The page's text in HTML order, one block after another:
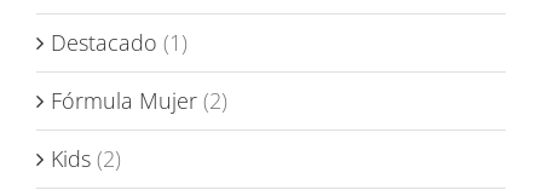
Destacado (1)
Fórmula Mujer (2)
Kids (2)